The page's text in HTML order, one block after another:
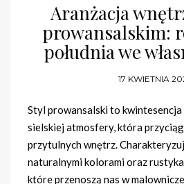
Aranżacja
prowansalskim:
południa we
17 KWIETNIA
Styl prowansalski to
sielskiej atmosfery, która
przytulnych wnętrz.
naturalnymi kolorami oraz
które przenoszą nas w